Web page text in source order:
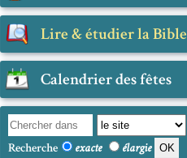
Lire & étudier la Bible
Calendrier des fêtes
Recherche exacte élargie